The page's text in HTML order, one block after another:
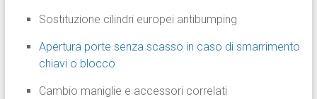
Sostituzione cilindri europei antibumping
Apertura porte senza scasso in caso di smarrimento
chiavi o blocco
Cambio maniglie e accessori correlati